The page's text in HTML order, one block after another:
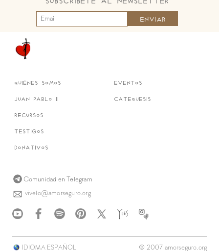
quiénes somos
juan pablo ii
recursos
testigos
donativos
eventos
catequesis
Comunidad en Telegram
vivelo@amorseguro.org
IDIOMA ESPAÑOL © 2007 amorseguro.org